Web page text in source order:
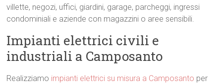
villette, negozi, uffici, giardini, garage, parcheggi, ingressi
condominiali e aziende con magazzini o aree sensibili.
Impianti elettrici civili e
industriali a Camposanto
Realizziamo impianti elettrici su misura a Camposanto per